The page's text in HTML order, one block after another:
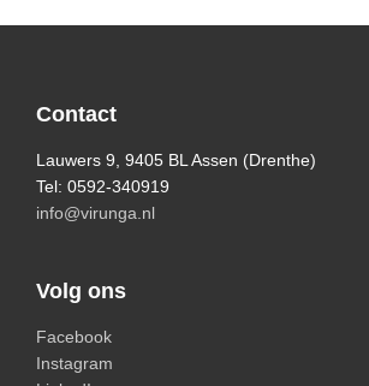
FooterContact
Lauwers 9, 9405 BL Assen (Drenthe)
Tel: 0592-340919
info@virunga.nl
Volg ons
Facebook
Instagram